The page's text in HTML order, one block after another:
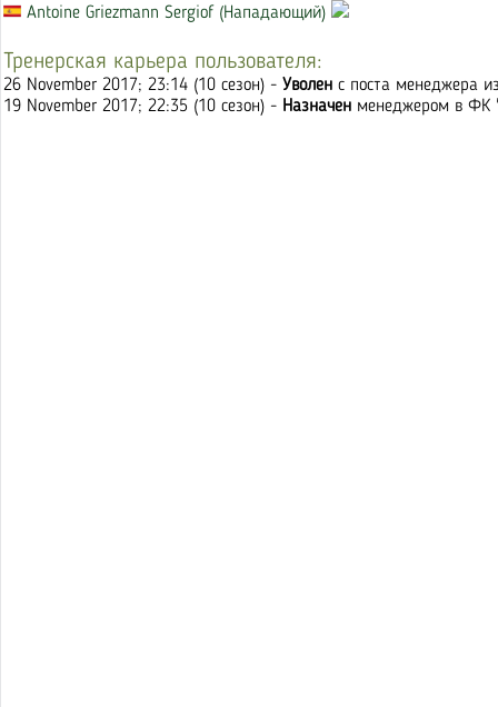
Antoine Griezmann Sergiof (Нападающий)
Тренерская карьера пользователя:
26 November 2017; 23:14 (10 сезон) - Уволен с поста менеджера
19 November 2017; 22:35 (10 сезон) - Назначен менеджером в ФК